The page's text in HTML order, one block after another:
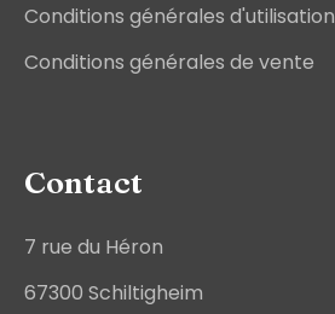
Conditions générales d'utilisation
Conditions générales de vente
Contact
7 rue du Héron
67300 Schiltigheim